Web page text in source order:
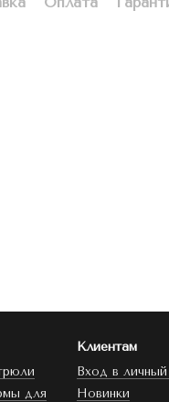
для
Клиентам
Вход в
Новинки